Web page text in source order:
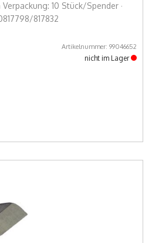
10 Stück/Spender ·
817832
Artikelnummer: 99046652
nicht im Lager